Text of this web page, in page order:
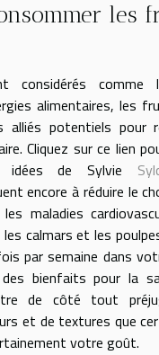
les
considérés comme
alimentaires, les
potentiels pour
Cliquez sur ce lien
idées de Sylvie
encore à réduire le
maladies
calmars et les
par semaine dans
des bienfaits pour la
de côté tout
et de textures que
votre goût.